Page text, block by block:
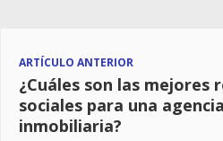
ARTÍCULO ANTERIOR
¿Cuáles son las mejores
sociales para una agencia
inmobiliaria?